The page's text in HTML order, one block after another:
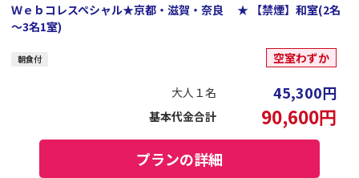
Ｗｅｂコレスペシャル★京都・滋賀・奈良 ★ 【禁煙】和室(2名
～3名1室)
朝食付 空室わずか
大人１名 45,300円
基本代金合計 90,600円
プランの詳細